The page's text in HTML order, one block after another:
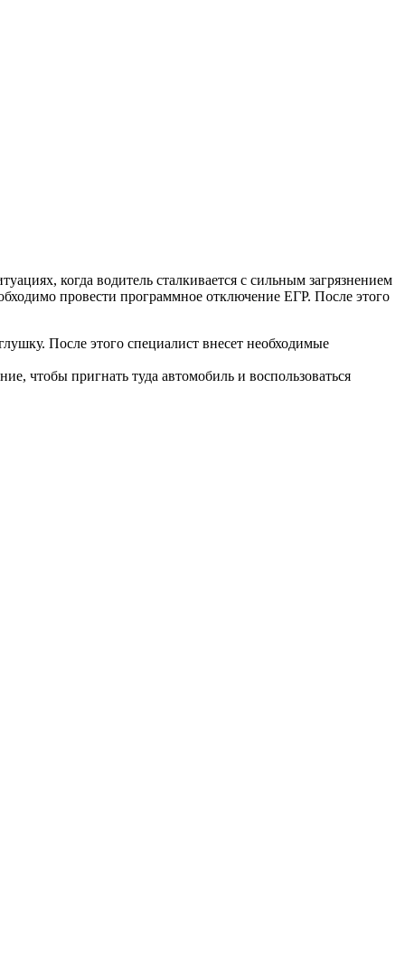
когда водитель сталкивается с сильным загрязнением
провести программное отключение ЕГР. После этого
После этого специалист внесет необходимые
чтобы пригнать туда автомобиль и воспользоваться